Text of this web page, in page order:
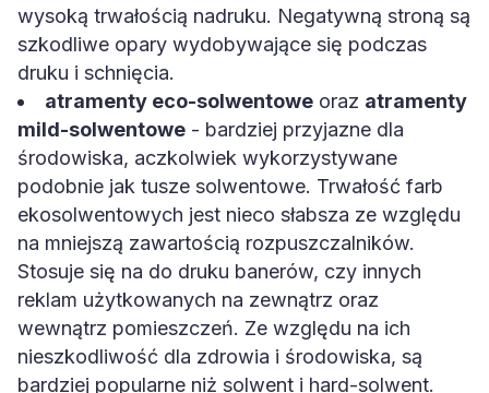
wysoką trwałością nadruku. Negatywną stroną są
szkodliwe opary wydobywające się podczas
druku i schnięcia.
atramenty eco-solwentowe oraz atramenty
mild-solwentowe - bardziej przyjazne dla
środowiska, aczkolwiek wykorzystywane
podobnie jak tusze solwentowe. Trwałość farb
ekosolwentowych jest nieco słabsza ze względu
na mniejszą zawartością rozpuszczalników.
Stosuje się na do druku banerów, czy innych
reklam użytkowanych na zewnątrz oraz
wewnątrz pomieszczeń. Ze względu na ich
nieszkodliwość dla zdrowia i środowiska, są
bardziej popularne niż solwent i hard-solwent.